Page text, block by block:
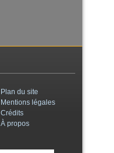
Plan du site
Mentions légales
Crédits
À propos